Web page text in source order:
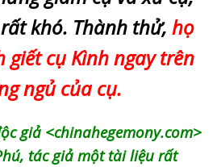
khó. Thành thử, họ
giết cụ Kình ngay trên
ngủ của cụ.
giả <chinahegemony.com>
tác giả một tài liệu rất